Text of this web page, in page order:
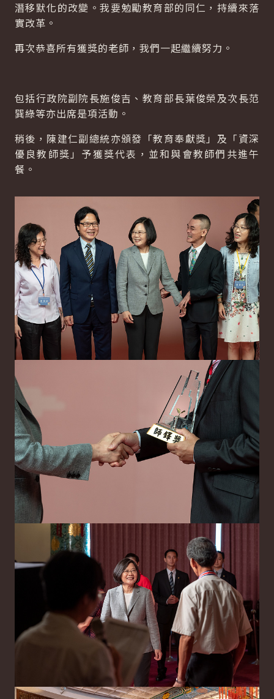
潛移默化的改變。我要勉勵教育部的同仁，持續來落
實改革。
再次恭喜所有獲獎的老師，我們一起繼續努力。
包括行政院副院長施俊吉、教育部長葉俊榮及次長范
巽綠等亦出席是項活動。
稍後，陳建仁副總統亦頒發「教育奉獻獎」及「資深
優良教師獎」予獲獎代表，並和與會教師們共進午
餐。